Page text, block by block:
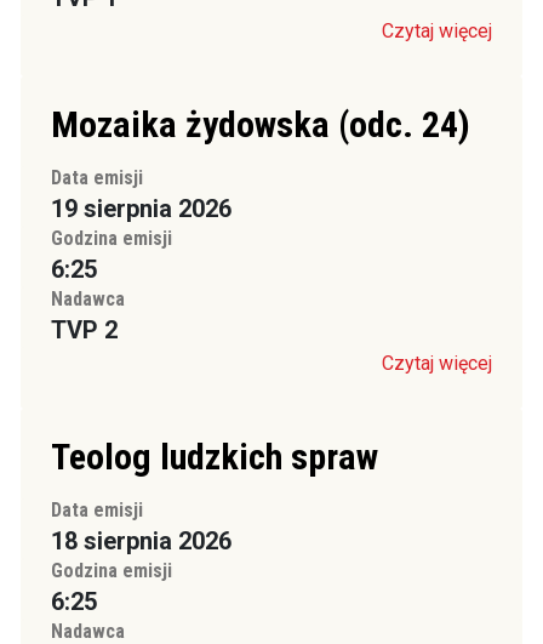
Czytaj więcej
Mozaika żydowska (odc. 24)
Data emisji
19 sierpnia 2026
Godzina emisji
6:25
Nadawca
TVP 2
Czytaj więcej
Teolog ludzkich spraw
Data emisji
18 sierpnia 2026
Godzina emisji
6:25
Nadawca